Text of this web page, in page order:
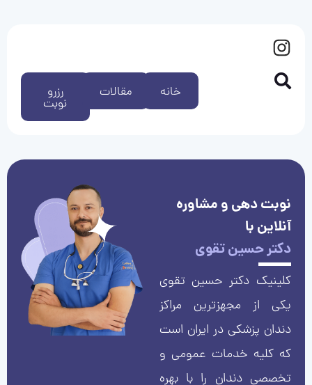
رزرو
نوبت
مقالات خانه
نوبت دهی و مشاوره
آنلاین با
دکتر حسین تقوی
کلینیک دکتر حسین تقوی
یکی از مجهزترین مراکز
دندان پزشکی در ایران است
که کلیه خدمات عمومی و
تخصصی دندان را با بهره